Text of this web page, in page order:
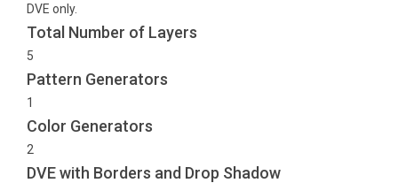
DVE only.
Total Number of Layers
5
Pattern Generators
1
Color Generators
2
DVE with Borders and Drop Shadow